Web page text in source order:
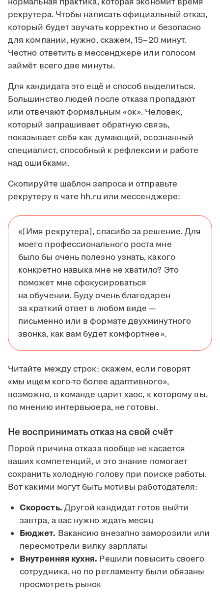
рекрутера. Чтобы написать официальный отказ,
который будет звучать корректно и безопасно
для компании, нужно, скажем, 15–20 минут.
Честно ответить в мессенджере или голосом
займёт всего две минуты.
Для кандидата это ещё и способ выделиться.
Большинство людей после отказа пропадают
или отвечают формальным «ок». Человек,
который запрашивает обратную связь,
показывает себя как думающий, осознанный
специалист, способный к рефлексии и работе
над ошибками.
Скопируйте шаблон запроса и отправьте
рекрутеру в чате hh.ru или мессенджере:
«[Имя рекрутера], спасибо за решение. Для
моего профессионального роста мне
было бы очень полезно узнать, какого
конкретно навыка мне не хватило? Это
поможет мне сфокусироваться
на обучении. Буду очень благодарен
за краткий ответ в любом виде —
письменно или в формате двухминутного
звонка, как вам будет комфортнее».
Читайте между строк: скажем, если говорят
«мы ищем кого-то более адаптивного»,
возможно, в команде царит хаос, к которому вы,
по мнению интервьюера, не готовы.
Не воспринимать отказ на свой счёт
Порой причина отказа вообще не касается
ваших компетенций, и это знание помогает
сохранить холодную голову при поиске работы.
Вот какими могут быть мотивы работодателя:
Скорость. Другой кандидат готов выйти
завтра, а вас нужно ждать месяц
Бюджет. Вакансию внезапно заморозили или
пересмотрели вилку зарплаты
Внутренняя кухня. Решили повысить своего
сотрудника, но по регламенту были обязаны
просмотреть рынок